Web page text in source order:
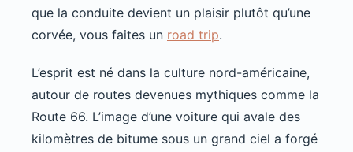
que la conduite devient un plaisir plutôt qu’une
corvée, vous faites un road trip.
L’esprit est né dans la culture nord-américaine,
autour de routes devenues mythiques comme la
Route 66. L’image d’une voiture qui avale des
kilomètres de bitume sous un grand ciel a forgé